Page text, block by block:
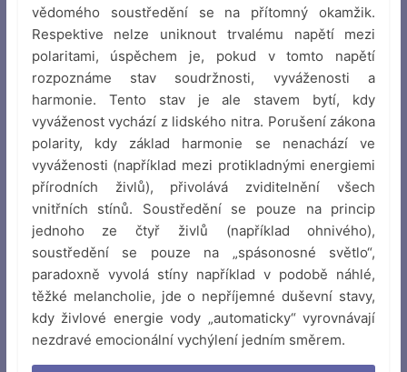
vědomého soustředění se na přítomný okamžik.
Respektive nelze uniknout trvalému napětí mezi
polaritami, úspěchem je, pokud v tomto napětí
rozpoznáme stav soudržnosti, vyváženosti a
harmonie. Tento stav je ale stavem bytí, kdy
vyváženost vychází z lidského nitra. Porušení zákona
polarity, kdy základ harmonie se nenachází ve
vyváženosti (například mezi protikladnými energiemi
přírodních živlů), přivolává zviditelnění všech
vnitřních stínů. Soustředění se pouze na princip
jednoho ze čtyř živlů (například ohnivého),
soustředění se pouze na „spásonosné světlo“,
paradoxně vyvolá stíny například v podobě náhlé,
těžké melancholie, jde o nepříjemné duševní stavy,
kdy živlové energie vody „automaticky“ vyrovnávají
nezdravé emocionální vychýlení jedním směrem.